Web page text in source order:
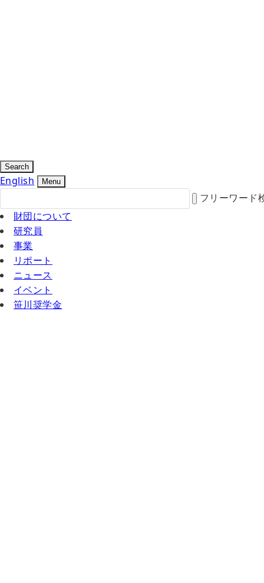
Search
English Menu
フリーワード
財団について
研究員
事業
リポート
ニュース
イベント
笹川奨学金